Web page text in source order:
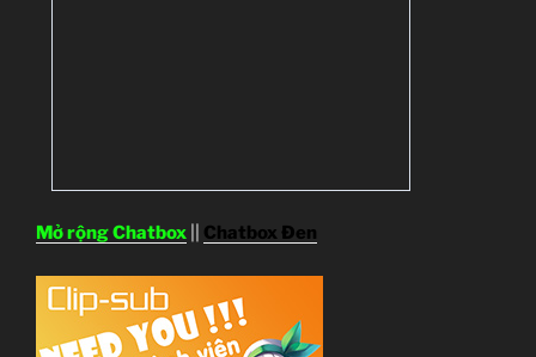
Mở rộng Chatbox Chatbox Đen